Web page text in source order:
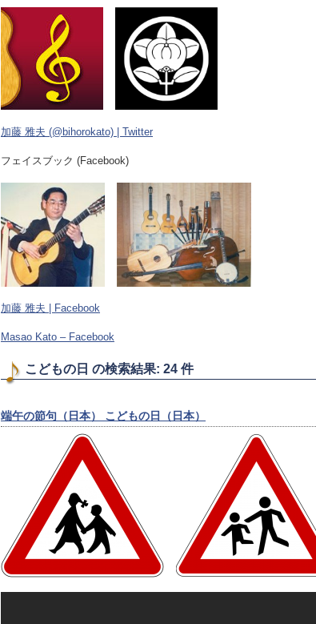
加藤 雅夫 (@bihorokato) | Twitter
フェイスブック (Facebook)
加藤 雅夫 | Facebook
Masao Kato – Facebook
こどもの日 の検索結果: 24 件
端午の節句（日本） こどもの日（日本）